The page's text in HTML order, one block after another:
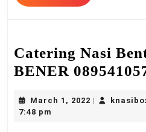
More
Catering Nasi
BENER
March 1, 2022 March
7:48 pm